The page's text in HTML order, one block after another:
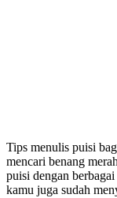
Tips menulis puisi
mencari benang
puisi dengan
kamu juga sudah